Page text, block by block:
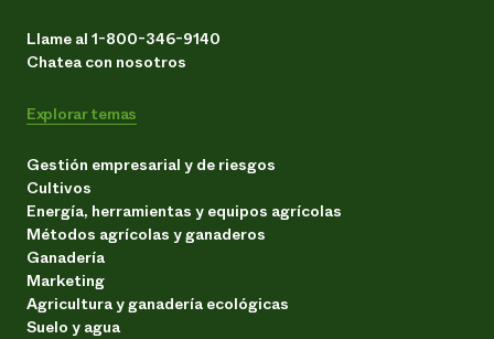
Llame al 1-800-346-9140
Chatea con nosotros
Explorar temas
Gestión empresarial y de riesgos
Cultivos
Energía, herramientas y equipos agrícolas
Métodos agrícolas y ganaderos
Ganadería
Marketing
Agricultura y ganadería ecológicas
Suelo y agua